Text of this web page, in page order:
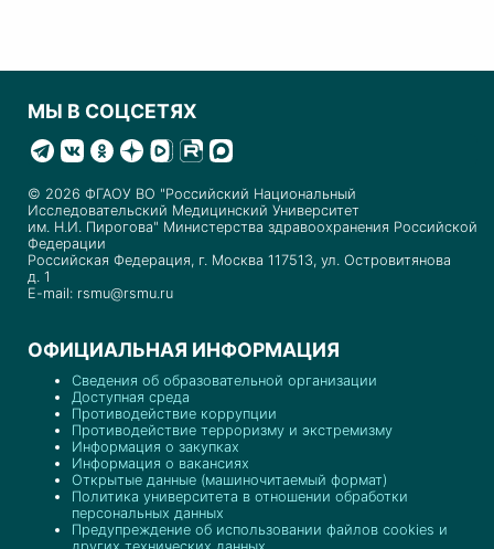
МЫ В СОЦСЕТЯХ
© 2026 ФГАОУ ВО "Российский Национальный
Исследовательский Медицинский Университет
им. Н.И. Пирогова" Министерства здравоохранения Российской
Федерации
Российская Федерация, г. Москва 117513, ул. Островитянова
д. 1
E-mail: rsmu@rsmu.ru
ОФИЦИАЛЬНАЯ ИНФОРМАЦИЯ
Сведения об образовательной организации
Доступная среда
Противодействие коррупции
Противодействие терроризму и экстремизму
Информация о закупках
Информация о вакансиях
Открытые данные (машиночитаемый формат)
Политика университета в отношении обработки
персональных данных
Предупреждение об использовании файлов cookies и